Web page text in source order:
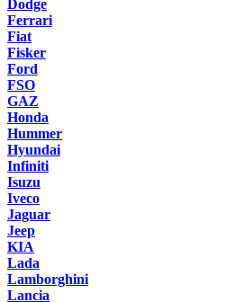
Dodge
Ferrari
Fiat
Fisker
Ford
FSO
GAZ
Honda
Hummer
Hyundai
Infiniti
Isuzu
Iveco
Jaguar
Jeep
KIA
Lada
Lamborghini
Lancia